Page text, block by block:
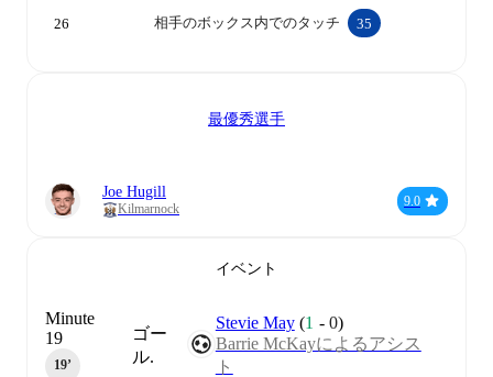
相手のボックス内でのタッチ
26 35
最優秀選手
Joe Hugill
Kilmarnock
9.0
イベント
ゴー
ル.
Stevie May (1 - 0)
Barrie McKayによるアシス
ト
Minute
19
19‎’‎